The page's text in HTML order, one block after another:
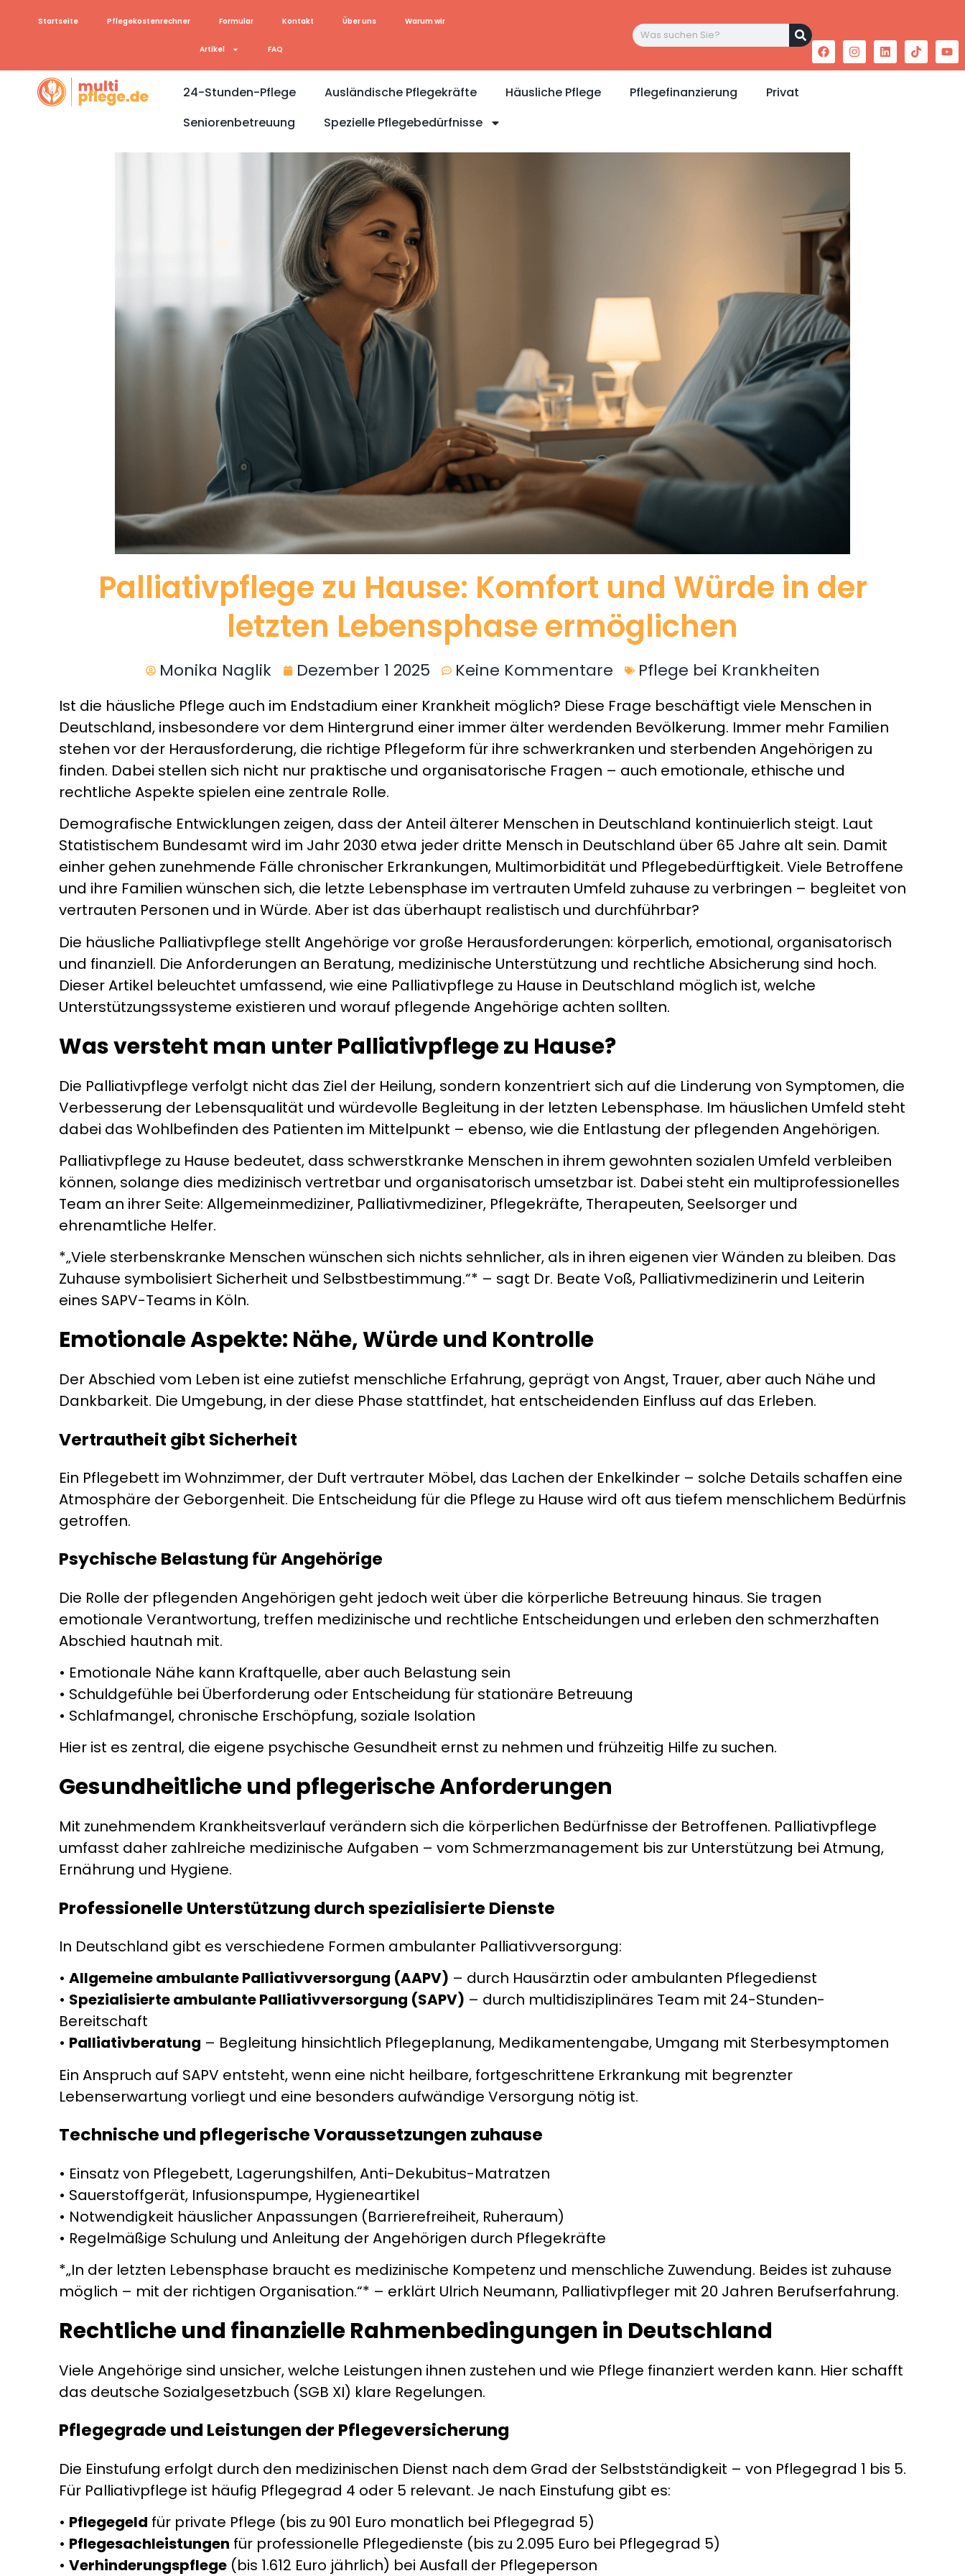
Startseite Pflegekostenrechner Formular Kontakt Über uns Warum wir
Artikel FAQ
24-Stunden-Pflege Ausländische Pflegekräfte Häusliche Pflege Pflegefinanzierung
Privat
Seniorenbetreuung
Spezielle Pflegebedürfnisse
Palliativpflege zu Hause: Komfort und Würde in der
letzten Lebensphase ermöglichen
Monika Naglik Dezember 1 2025 Keine Kommentare Pflege bei Krankheiten
Ist die häusliche Pflege auch im Endstadium einer Krankheit möglich? Diese Frage beschäftigt viele Menschen in
Deutschland, insbesondere vor dem Hintergrund einer immer älter werdenden Bevölkerung. Immer mehr Familien
stehen vor der Herausforderung, die richtige Pflegeform für ihre schwerkranken und sterbenden Angehörigen zu
finden. Dabei stellen sich nicht nur praktische und organisatorische Fragen – auch emotionale, ethische und
rechtliche Aspekte spielen eine zentrale Rolle.
Demografische Entwicklungen zeigen, dass der Anteil älterer Menschen in Deutschland kontinuierlich steigt. Laut
Statistischem Bundesamt wird im Jahr 2030 etwa jeder dritte Mensch in Deutschland über 65 Jahre alt sein. Damit
einher gehen zunehmende Fälle chronischer Erkrankungen, Multimorbidität und Pflegebedürftigkeit. Viele Betroffene
und ihre Familien wünschen sich, die letzte Lebensphase im vertrauten Umfeld zuhause zu verbringen – begleitet von
vertrauten Personen und in Würde. Aber ist das überhaupt realistisch und durchführbar?
Die häusliche Palliativpflege stellt Angehörige vor große Herausforderungen: körperlich, emotional, organisatorisch
und finanziell. Die Anforderungen an Beratung, medizinische Unterstützung und rechtliche Absicherung sind hoch.
Dieser Artikel beleuchtet umfassend, wie eine Palliativpflege zu Hause in Deutschland möglich ist, welche
Unterstützungssysteme existieren und worauf pflegende Angehörige achten sollten.
Was versteht man unter Palliativpflege zu Hause?
Die Palliativpflege verfolgt nicht das Ziel der Heilung, sondern konzentriert sich auf die Linderung von Symptomen, die
Verbesserung der Lebensqualität und würdevolle Begleitung in der letzten Lebensphase. Im häuslichen Umfeld steht
dabei das Wohlbefinden des Patienten im Mittelpunkt – ebenso, wie die Entlastung der pflegenden Angehörigen.
Palliativpflege zu Hause bedeutet, dass schwerstkranke Menschen in ihrem gewohnten sozialen Umfeld verbleiben
können, solange dies medizinisch vertretbar und organisatorisch umsetzbar ist. Dabei steht ein multiprofessionelles
Team an ihrer Seite: Allgemeinmediziner, Palliativmediziner, Pflegekräfte, Therapeuten, Seelsorger und
ehrenamtliche Helfer.
*„Viele sterbenskranke Menschen wünschen sich nichts sehnlicher, als in ihren eigenen vier Wänden zu bleiben. Das
Zuhause symbolisiert Sicherheit und Selbstbestimmung.“* – sagt Dr. Beate Voß, Palliativmedizinerin und Leiterin
eines SAPV-Teams in Köln.
Emotionale Aspekte: Nähe, Würde und Kontrolle
Der Abschied vom Leben ist eine zutiefst menschliche Erfahrung, geprägt von Angst, Trauer, aber auch Nähe und
Dankbarkeit. Die Umgebung, in der diese Phase stattfindet, hat entscheidenden Einfluss auf das Erleben.
Vertrautheit gibt Sicherheit
Ein Pflegebett im Wohnzimmer, der Duft vertrauter Möbel, das Lachen der Enkelkinder – solche Details schaffen eine
Atmosphäre der Geborgenheit. Die Entscheidung für die Pflege zu Hause wird oft aus tiefem menschlichem Bedürfnis
getroffen.
Psychische Belastung für Angehörige
Die Rolle der pflegenden Angehörigen geht jedoch weit über die körperliche Betreuung hinaus. Sie tragen
emotionale Verantwortung, treffen medizinische und rechtliche Entscheidungen und erleben den schmerzhaften
Abschied hautnah mit.
• Emotionale Nähe kann Kraftquelle, aber auch Belastung sein
• Schuldgefühle bei Überforderung oder Entscheidung für stationäre Betreuung
• Schlafmangel, chronische Erschöpfung, soziale Isolation
Hier ist es zentral, die eigene psychische Gesundheit ernst zu nehmen und frühzeitig Hilfe zu suchen.
Gesundheitliche und pflegerische Anforderungen
Mit zunehmendem Krankheitsverlauf verändern sich die körperlichen Bedürfnisse der Betroffenen. Palliativpflege
umfasst daher zahlreiche medizinische Aufgaben – vom Schmerzmanagement bis zur Unterstützung bei Atmung,
Ernährung und Hygiene.
Professionelle Unterstützung durch spezialisierte Dienste
In Deutschland gibt es verschiedene Formen ambulanter Palliativversorgung:
• Allgemeine ambulante Palliativversorgung (AAPV) – durch Hausärztin oder ambulanten Pflegedienst
• Spezialisierte ambulante Palliativversorgung (SAPV) – durch multidisziplinäres Team mit 24-Stunden-
Bereitschaft
• Palliativberatung – Begleitung hinsichtlich Pflegeplanung, Medikamentengabe, Umgang mit Sterbesymptomen
Ein Anspruch auf SAPV entsteht, wenn eine nicht heilbare, fortgeschrittene Erkrankung mit begrenzter
Lebenserwartung vorliegt und eine besonders aufwändige Versorgung nötig ist.
Technische und pflegerische Voraussetzungen zuhause
• Einsatz von Pflegebett, Lagerungshilfen, Anti-Dekubitus-Matratzen
• Sauerstoffgerät, Infusionspumpe, Hygieneartikel
• Notwendigkeit häuslicher Anpassungen (Barrierefreiheit, Ruheraum)
• Regelmäßige Schulung und Anleitung der Angehörigen durch Pflegekräfte
*„In der letzten Lebensphase braucht es medizinische Kompetenz und menschliche Zuwendung. Beides ist zuhause
möglich – mit der richtigen Organisation.“* – erklärt Ulrich Neumann, Palliativpfleger mit 20 Jahren Berufserfahrung.
Rechtliche und finanzielle Rahmenbedingungen in Deutschland
Viele Angehörige sind unsicher, welche Leistungen ihnen zustehen und wie Pflege finanziert werden kann. Hier schafft
das deutsche Sozialgesetzbuch (SGB XI) klare Regelungen.
Pflegegrade und Leistungen der Pflegeversicherung
Die Einstufung erfolgt durch den medizinischen Dienst nach dem Grad der Selbstständigkeit – von Pflegegrad 1 bis 5.
Für Palliativpflege ist häufig Pflegegrad 4 oder 5 relevant. Je nach Einstufung gibt es:
• Pflegegeld für private Pflege (bis zu 901 Euro monatlich bei Pflegegrad 5)
• Pflegesachleistungen für professionelle Pflegedienste (bis zu 2.095 Euro bei Pflegegrad 5)
• Verhinderungspflege (bis 1.612 Euro jährlich) bei Ausfall der Pflegeperson